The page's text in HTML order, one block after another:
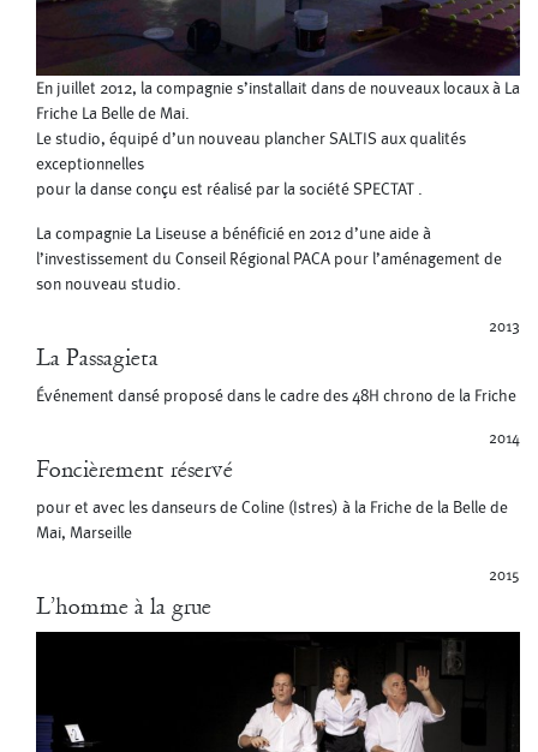
En juillet 2012, la compagnie s’installait dans de nouveaux locaux à La
Friche La Belle de Mai.
Le studio, équipé d’un nouveau plancher SALTIS aux qualités
exceptionnelles
pour la danse conçu est réalisé par la société SPECTAT .
La compagnie La Liseuse a bénéficié en 2012 d’une aide à
l’investissement du Conseil Régional PACA pour l’aménagement de
son nouveau studio.
2013
La Passagieta
Événement dansé proposé dans le cadre des 48H chrono de la Friche
2014
Foncièrement réservé
pour et avec les danseurs de Coline (Istres) à la Friche de la Belle de
Mai, Marseille
2015
L’homme à la grue